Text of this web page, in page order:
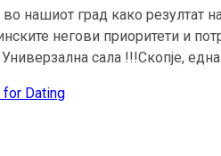
нашиот град како резултат
негови приоритети и
сала !!!Скопје,
for Dating